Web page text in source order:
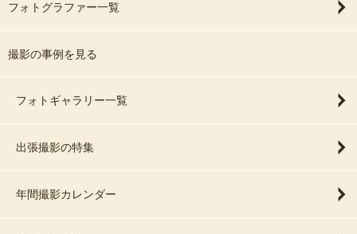
フォトグラファー一覧
撮影の事例を見る
フォトギャラリー一覧
出張撮影の特集
年間撮影カレンダー